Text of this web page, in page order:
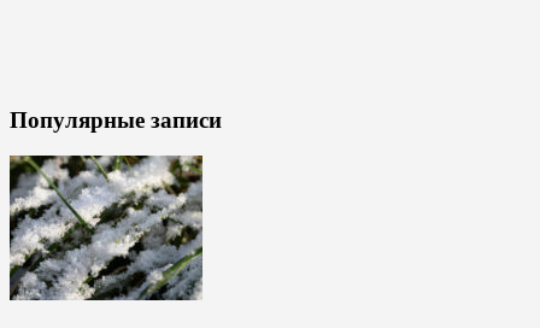
Популярные записи